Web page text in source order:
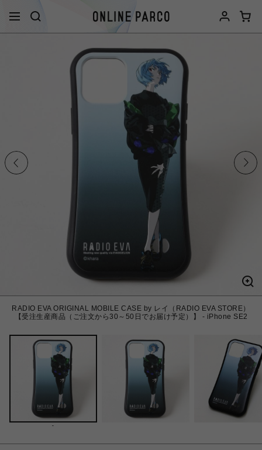
RADIO EVA ORIGINAL MOBILE CASE by レイ（RADIO EVA STORE）
【受注生産商品（ご注文から30～50日でお届け予定）】 - iPhone SE2
-